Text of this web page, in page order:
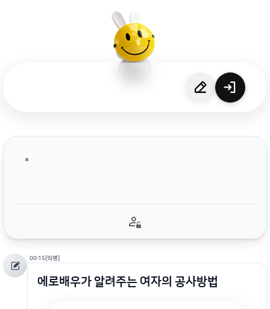
00:15[익명]
에로배우가 알려주는 여자의 공사방법